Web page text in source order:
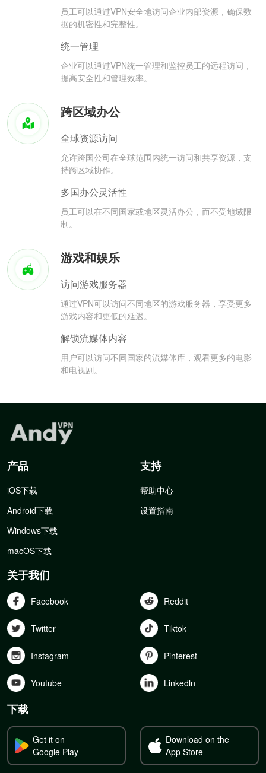
员工可以通过VPN安全地访问企业内部资源，确保数
据的机密性和完整性。
统一管理
企业可以通过VPN统一管理和监控员工的远程访问，
提高安全性和管理效率。
跨区域办公
全球资源访问
允许跨国公司在全球范围内统一访问和共享资源，支
持跨区域协作。
多国办公灵活性
员工可以在不同国家或地区灵活办公，而不受地域限
制。
游戏和娱乐
访问游戏服务器
通过VPN可以访问不同地区的游戏服务器，享受更多
游戏内容和更低的延迟。
解锁流媒体内容
用户可以访问不同国家的流媒体库，观看更多的电影
和电视剧。
产品
iOS下载
Android下载
Windows下载
macOS下载
支持
帮助中心
设置指南
关于我们
Facebook Reddit
Twitter Tiktok
Instagram Pinterest
Youtube Linkedln
下载
Get it on
Google Play
Download on the
App Store